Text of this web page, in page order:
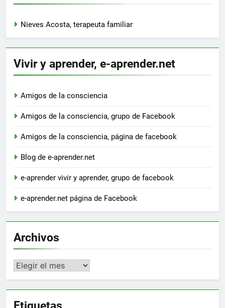
Nieves Acosta, terapeuta familiar
Vivir y aprender, e-aprender.net
Amigos de la consciencia
Amigos de la consciencia, grupo de Facebook
Amigos de la consciencia, página de facebook
Blog de e-aprender.net
e-aprender vivir y aprender, grupo de facebook
e-aprender.net página de Facebook
Archivos
Archivos